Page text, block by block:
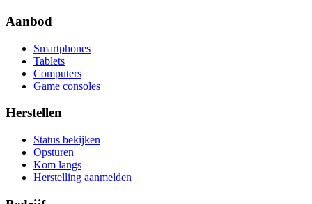
Aanbod
Smartphones
Tablets
Computers
Game consoles
Herstellen
Status bekijken
Opsturen
Kom langs
Herstelling aanmelden